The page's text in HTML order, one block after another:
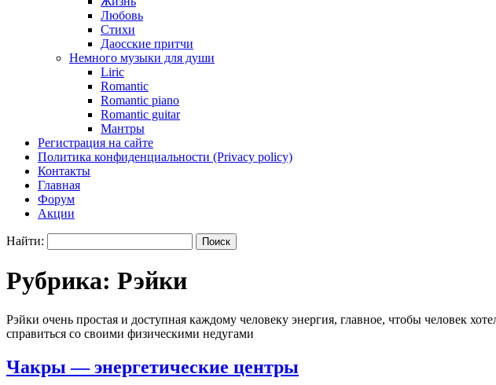
Любовь
Стихи
Даосские притчи
Немного музыки для души
Liric
Romantic
Romantic piano
Romantic guitar
Мантры
Регистрация на сайте
Политика конфиденциальности (Privacy policy)
Контакты
Главная
Форум
Акции
Найти:
Рубрика: Рэйки
Рэйки очень простая и доступная каждому человеку энергия, главное, чтобы человек
справиться со своими физическими недугами
Чакры — энергетические центры